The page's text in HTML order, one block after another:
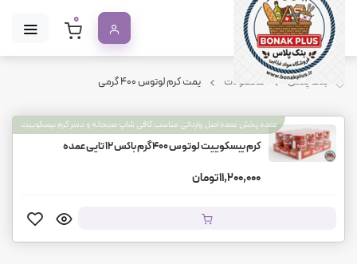
0
بنک پلاس محصولات یمت کرم لوتوس ۴۰۰ گرمی
عمده پخش عمده اصل وارداتی مناسب کافی شاپ صبحانه و دسر کرم بیسکوییت
کرم بیسکوییت لوتوس ۴۰۰ گرم باکس 12 تایی عمده
11,200,000 تومان